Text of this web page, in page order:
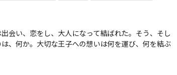
会い、恋をし、大人になって結ばれた。そう、そし
、何か。大切な王子への想いは何を運び、何を結ぶ